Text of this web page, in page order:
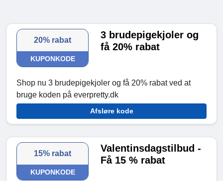
20% rabat
KUPONKODE
3 brudepigekjoler og
få 20% rabat
Shop nu 3 brudepigekjoler og få 20% rabat ved at
bruge koden på everpretty.dk
Afsløre kode
15% rabat
KUPONKODE
Valentinsdagstilbud -
Få 15 % rabat